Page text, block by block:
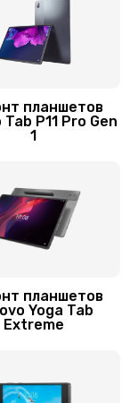
мейн
планшетов
P11 Pro Gen
1
планшетов
Yoga Tab
Extreme